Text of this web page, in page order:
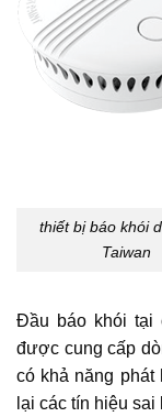
thiết bị báo khói
Taiwan
Đầu báo khói tại
được cung cấp
có khả năng phát
lại các tín hiệu